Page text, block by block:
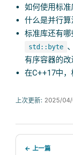
如何使用标准
什么是并行算
标准库还有
std::byte
有序容器的改
在C++17中，
上次更新: 2025/04/
← 上一篇